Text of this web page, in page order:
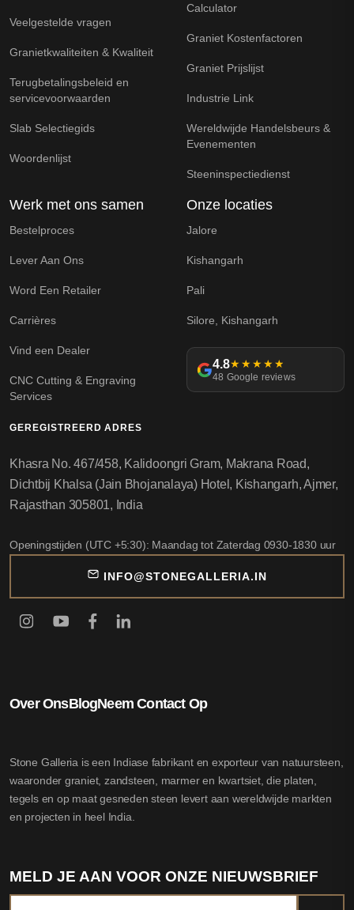
Veelgestelde vragen
Granietkwaliteiten & Kwaliteit
Terugbetalingsbeleid en
servicevoorwaarden
Slab Selectiegids
Woordenlijst
Calculator
Graniet Kostenfactoren
Graniet Prijslijst
Industrie Link
Wereldwijde Handelsbeurs &
Evenementen
Steeninspectiedienst
Werk met ons samen
Bestelproces
Lever Aan Ons
Word Een Retailer
Carrières
Vind een Dealer
CNC Cutting & Engraving
Services
Onze locaties
Jalore
Kishangarh
Pali
Silore, Kishangarh
4.8★★★★★
48 Google reviews
Over OnsBlogNeem Contact Op
Stone Galleria is een Indiase fabrikant en exporteur van natuursteen,
waaronder graniet, zandsteen, marmer en kwartsiet, die platen,
tegels en op maat gesneden steen levert aan wereldwijde markten
en projecten in heel India.
MELD JE AAN VOOR ONZE NIEUWSBRIEF
GEREGISTREERD ADRES
Khasra No. 467/458, Kalidoongri Gram, Makrana Road,
Dichtbij Khalsa (Jain Bhojanalaya) Hotel, Kishangarh, Ajmer,
Rajasthan 305801, India
Openingstijden (UTC +5:30): Maandag tot Zaterdag 0930-1830 uur
INFO@STONEGALLERIA.IN